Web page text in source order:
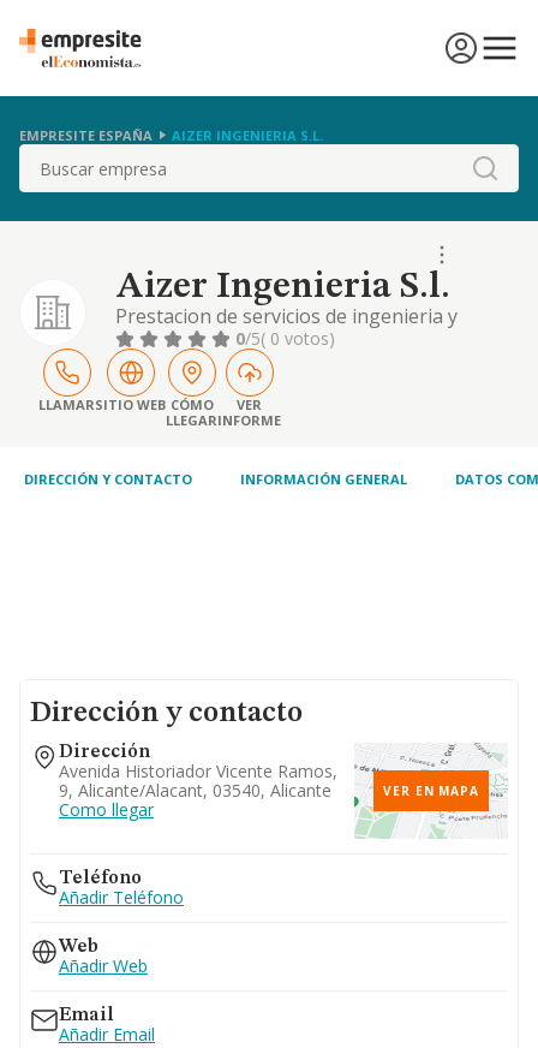
EMPRESITE ESPAÑA AIZER INGENIERIA S.L.
Buscar
Aizer Ingenieria S.l.
Prestacion de servicios de ingenieria y
arquitectura. 0/5( 0 votos)
LLAMARSITIO WEB CÓMO
LLEGAR
VER
INFORME
DIRECCIÓN Y CONTACTO INFORMACIÓN GENERAL DATOS
Dirección y contacto
Dirección
Avenida Historiador Vicente Ramos,
9, Alicante/alacant, 03540, Alicante
Como llegar
VER EN MAPA
Teléfono
Añadir Teléfono
Web
Añadir Web
Email
Añadir Email